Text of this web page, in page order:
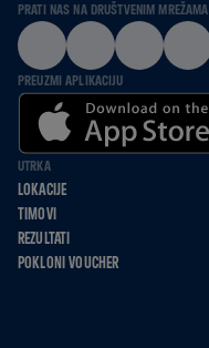
PRATI NAS NA DRUŠTVENIM MREŽAMA
PREUZMI APLIKACIJU
UTRKA
LOKACIJE
TIMOVI
REZULTATI
POKLONI VOUCHER